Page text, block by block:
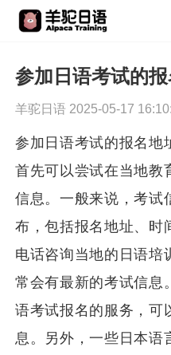
参加日语考试的
羊驼日语 2025-05-17
参加日语考试的报名地
首先可以尝试在当地教
信息。一般来说，考试
布，包括报名地址、时
电话咨询当地的日语培
常会有最新的考试信息
语考试报名的服务，可
息。另外，一些日本语